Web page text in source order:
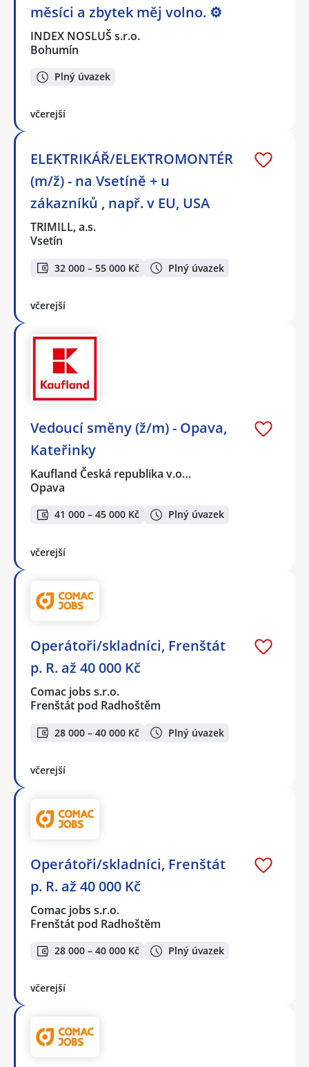
měsíci a zbytek měj volno. ⚙
INDEX NOSLUŠ s.r.o.
Bohumín
Plný úvazek
včerejší
ELEKTRIKÁŘ/ELEKTROMONTÉR
(m/ž) - na Vsetíně + u
zákazníků , např. v EU, USA
TRIMILL, a.s.
Vsetín
32 000 – 55 000 Kč Plný úvazek
včerejší
Vedoucí směny (ž/m) - Opava,
Kateřinky
Kaufland Česká republika v.o…
Opava
41 000 – 45 000 Kč Plný úvazek
včerejší
Operátoři/skladníci, Frenštát
p. R. až 40 000 Kč
Comac jobs s.r.o.
Frenštát pod Radhoštěm
28 000 – 40 000 Kč Plný úvazek
včerejší
Operátoři/skladníci, Frenštát
p. R. až 40 000 Kč
Comac jobs s.r.o.
Frenštát pod Radhoštěm
28 000 – 40 000 Kč Plný úvazek
včerejší